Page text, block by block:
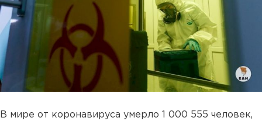
В мире от коронавируса умерло 1 000 555 человек,